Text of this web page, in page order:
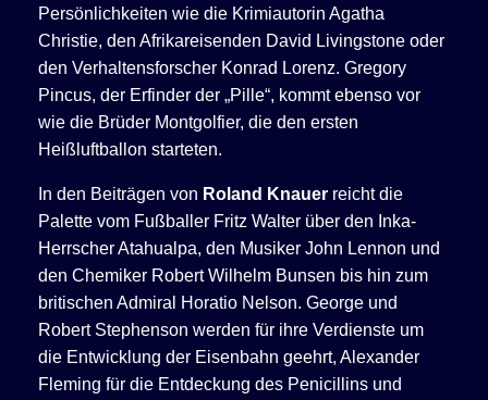
Persönlichkeiten wie die Krimiautorin Agatha
Christie, den Afrikareisenden David Livingstone oder
den Verhaltensforscher Konrad Lorenz. Gregory
Pincus, der Erfinder der „Pille“, kommt ebenso vor
wie die Brüder Montgolfier, die den ersten
Heißluftballon starteten.
In den Beiträgen von Roland Knauer reicht die
Palette vom Fußballer Fritz Walter über den Inka-
Herrscher Atahualpa, den Musiker John Lennon und
den Chemiker Robert Wilhelm Bunsen bis hin zum
britischen Admiral Horatio Nelson. George und
Robert Stephenson werden für ihre Verdienste um
die Entwicklung der Eisenbahn geehrt, Alexander
Fleming für die Entdeckung des Penicillins und